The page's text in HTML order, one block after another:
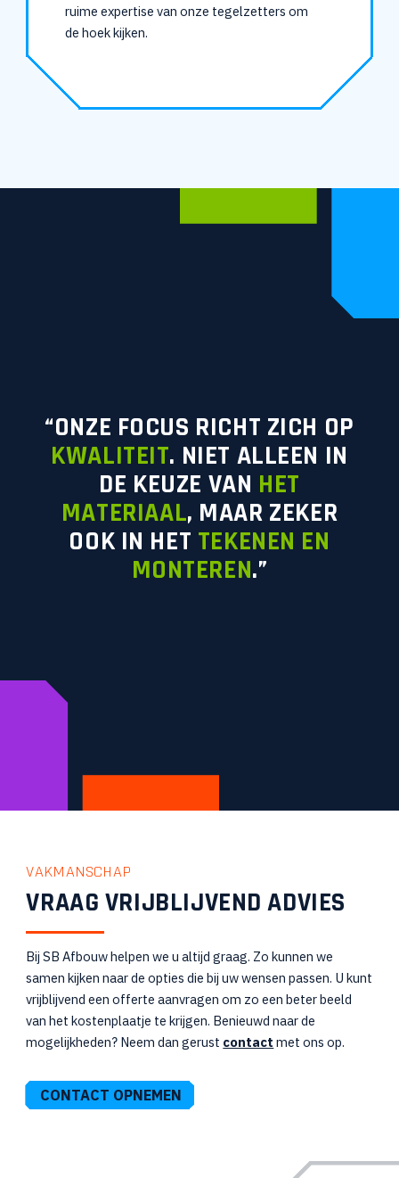
ruime expertise van onze tegelzetters om
de hoek kijken.
“ONZE FOCUS RICHT ZICH OP
KWALITEIT. NIET ALLEEN IN
DE KEUZE VAN HET
MATERIAAL, MAAR ZEKER
OOK IN HET TEKENEN EN
MONTEREN.”
VAKMANSCHAP
VRAAG VRIJBLIJVEND ADVIES
Bij SB Afbouw helpen we u altijd graag. Zo kunnen we
samen kijken naar de opties die bij uw wensen passen. U kunt
vrijblijvend een offerte aanvragen om zo een beter beeld
van het kostenplaatje te krijgen. Benieuwd naar de
mogelijkheden? Neem dan gerust contact met ons op.
CONTACT OPNEMEN